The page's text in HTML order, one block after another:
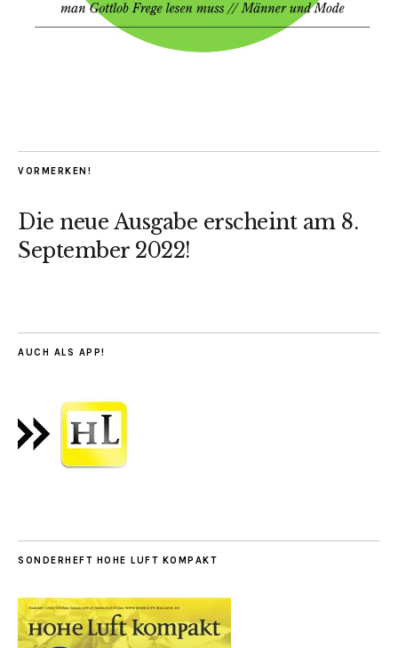
VORMERKEN!
Die neue Ausgabe erscheint am 8.
September 2022!
AUCH ALS APP!
SONDERHEFT HOHE LUFT KOMPAKT